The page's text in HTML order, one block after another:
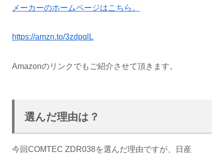
メーカーのホームページはこちら。
https://amzn.to/3zdpqlL
Amazonのリンクでもご紹介させて頂きます。
選んだ理由は？
今回COMTEC ZDR038を選んだ理由ですが、日産